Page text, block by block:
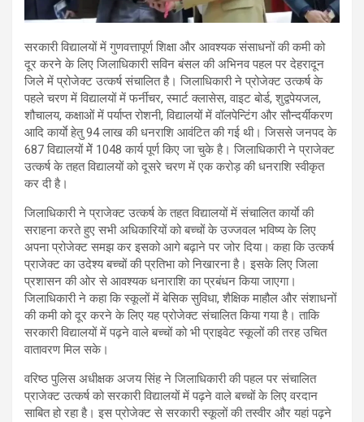
सरकारी विद्यालयों में गुणवत्तापूर्ण शिक्षा और आवश्यक संसाधनों की कमी को
दूर करने के लिए जिलाधिकारी सविन बंसल की अभिनव पहल पर देहरादून
जिले में प्रोजेक्ट उत्कर्ष संचालित है। जिलाधिकारी ने प्रोजेक्ट उत्कर्ष के
पहले चरण में विद्यालयों में फर्नीचर, स्मार्ट क्लासेस, वाइट बोर्ड, शुद्वपेयजल,
शौचालय, कक्षाओं में पर्याप्त रोशनी, विद्यालयों में वॉलपेन्टिंग और सौन्दर्यीकरण
आदि कार्याे हेतु 94 लाख की धनराशि आवंटित की गई थी। जिससे जनपद के
687 विद्यालयों मेें 1048 कार्य पूर्ण किए जा चुके है। जिलाधिकारी ने प्राजेक्ट
उत्कर्ष के तहत विद्यालयों को दूसरे चरण में एक करोड़ की धनराशि स्वीकृत
कर दी है।
जिलाधिकारी ने प्राजेक्ट उत्कर्ष के तहत विद्यालयों में संचालित कार्याे की
सराहना करते हुए सभी अधिकारियों को बच्चों के उज्जवल भविष्य के लिए
अपना प्रोजेक्ट समझ कर इसको आगे बढ़ाने पर जोर दिया। कहा कि उत्कर्ष
प्राजेक्ट का उदेश्य बच्चों की प्रतिभा को निखारना है। इसके लिए जिला
प्रशासन की ओर से आवश्यक धनाराशि का प्रबंधन किया जाएगा।
जिलाधिकारी ने कहा कि स्कूलों में बेसिक सुविधा, शैक्षिक माहौल और संशाधनों
की कमी को दूर करने के लिए यह प्रोजेक्ट संचालित किया गया है। ताकि
सरकारी विद्यालयों में पढ़ने वाले बच्चों को भी प्राइवेट स्कूलों की तरह उचित
वातावरण मिल सके।
वरिष्ठ पुलिस अधीक्षक अजय सिंह ने जिलाधिकारी की पहल पर संचालित
प्राजेक्ट उत्कर्ष को सरकारी विद्यालयों में पढ़ने वाले बच्चों के लिए वरदान
साबित हो रहा है। इस प्रोजेक्ट से सरकारी स्कूलों की तस्वीर और यहां पढ़ने